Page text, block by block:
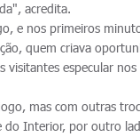
acredita.
e nos primeiros
quem criava
visitantes especular
mas com outras
do Interior, por outro